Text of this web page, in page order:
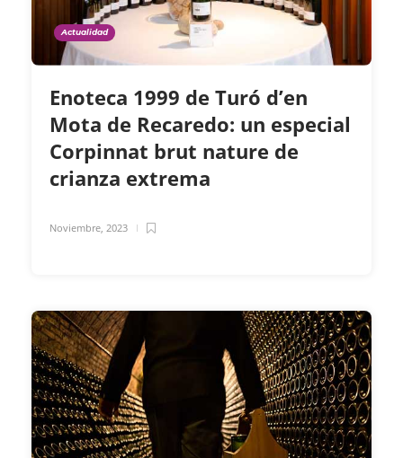
Actualidad
Enoteca 1999 de Turó d’en
Mota de Recaredo: un especial
Corpinnat brut nature de
crianza extrema
Noviembre, 2023